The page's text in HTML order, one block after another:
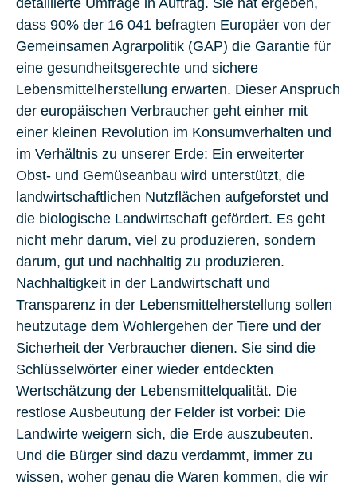
dass 90% der 16 041 befragten Europäer von der
Gemeinsamen Agrarpolitik (GAP) die Garantie für
eine gesundheitsgerechte und sichere
Lebensmittelherstellung erwarten. Dieser Anspruch
der europäischen Verbraucher geht einher mit
einer kleinen Revolution im Konsumverhalten und
im Verhältnis zu unserer Erde: Ein erweiterter
Obst- und Gemüseanbau wird unterstützt, die
landwirtschaftlichen Nutzflächen aufgeforstet und
die biologische Landwirtschaft gefördert. Es geht
nicht mehr darum, viel zu produzieren, sondern
darum, gut und nachhaltig zu produzieren.
Nachhaltigkeit in der Landwirtschaft und
Transparenz in der Lebensmittelherstellung sollen
heutzutage dem Wohlergehen der Tiere und der
Sicherheit der Verbraucher dienen. Sie sind die
Schlüsselwörter einer wieder entdeckten
Wertschätzung der Lebensmittelqualität. Die
restlose Ausbeutung der Felder ist vorbei: Die
Landwirte weigern sich, die Erde auszubeuten.
Und die Bürger sind dazu verdammt, immer zu
wissen, woher genau die Waren kommen, die wir